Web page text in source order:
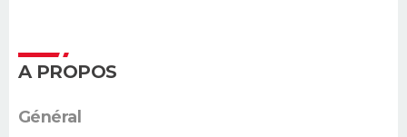
A PROPOS
Général